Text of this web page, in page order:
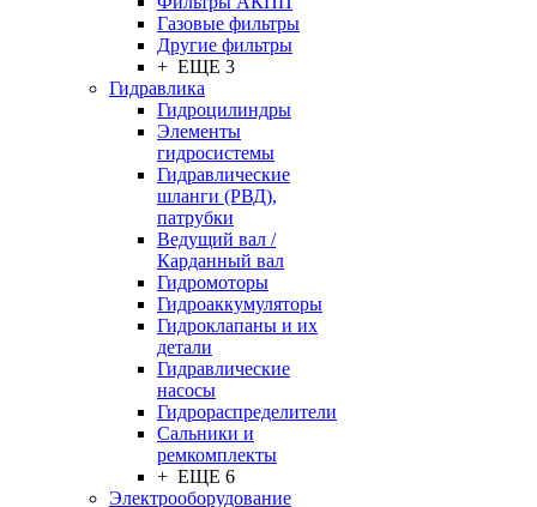
Газовые фильтры
Другие фильтры
+ ЕЩЕ 3
Гидравлика
Гидроцилиндры
Элементы
гидросистемы
Гидравлические
шланги (РВД),
патрубки
Ведущий вал /
Карданный вал
Гидромоторы
Гидроаккумуляторы
Гидроклапаны и их
детали
Гидравлические
насосы
Гидрораспределители
Сальники и
ремкомплекты
+ ЕЩЕ 6
Электрооборудование